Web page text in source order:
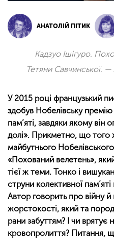
АНАТОЛІЙ ПІТИК
Кадзуо Ішіґуро.
Тетяни Савчинської.
У 2015 році французький
здобув Нобелівську
пам’яті, завдяки якому він
долі». Прикметно, що
майбутнього
«Похований велетень»,
тієї ж теми. Тонко і
струни колективної
Автор говорить про війну
жорстокості, який та
рани забуттям? І чи врятує
кровопролиття? Питання,